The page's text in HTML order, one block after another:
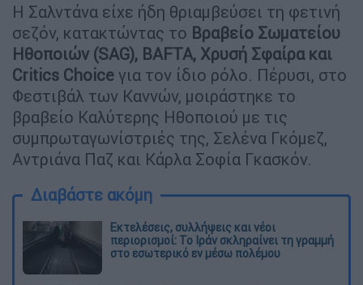
Η Σαλντάνα είχε ήδη θριαμβεύσει τη φετινή
σεζόν, κατακτώντας το Βραβείο Σωματείου
Ηθοποιών (SAG), BAFTA, Χρυσή Σφαίρα και
Critics Choice για τον ίδιο ρόλο. Πέρυσι, στο
Φεστιβάλ των Καννών, μοιράστηκε το
βραβείο Καλύτερης Ηθοποιού με τις
συμπρωταγωνίστριές της, Σελένα Γκόμεζ,
Αντριάνα Παζ και Κάρλα Σοφία Γκασκόν.
Διαβάστε ακόμη
Εκτελέσεις, συλλήψεις και νέοι
περιορισμοί: Το Ιράν σκληραίνει τη γραμμή
στο εσωτερικό εν μέσω πολέμου